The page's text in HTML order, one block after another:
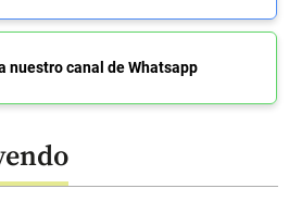
nuestro canal de Whatsapp